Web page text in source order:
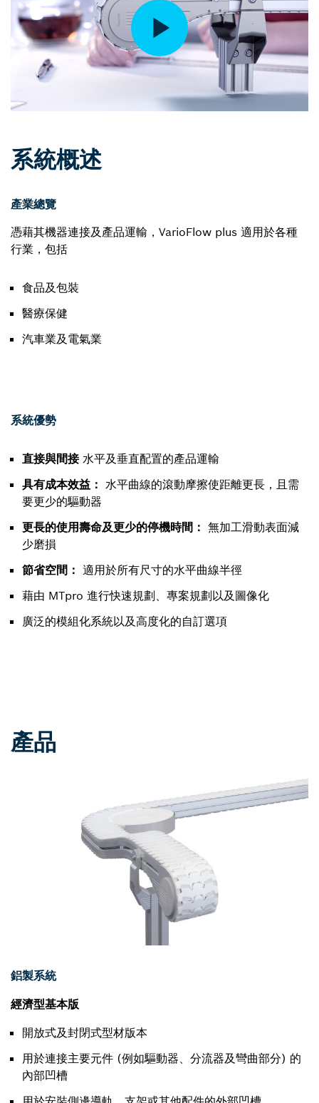
系統概述
產業總覽
憑藉其機器連接及產品運輸，VarioFlow plus 適用於各種
行業，包括
食品及包裝
醫療保健
汽車業及電氣業
系統優勢
直接與間接水平及垂直配置的產品運輸
具有成本效益： 水平曲線的滾動摩擦使距離更長，且需
要更少的驅動器
更長的使用壽命及更少的停機時間： 無加工滑動表面減
少磨損
節省空間： 適用於所有尺寸的水平曲線半徑
藉由 MTpro 進行快速規劃、專案規劃以及圖像化
廣泛的模組化系統以及高度化的自訂選項
產品
鋁製系統
經濟型基本版
開放式及封閉式型材版本
用於連接主要元件 (例如驅動器、分流器及彎曲部分) 的
內部凹槽